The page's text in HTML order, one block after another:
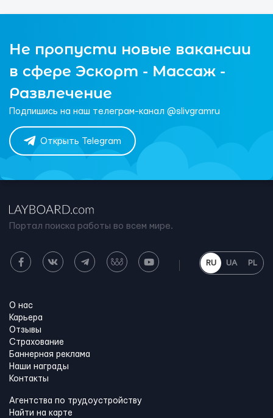
Не пропусти новые вакансии
в сфере Эскорт - Массаж -
Развлечение
Подпишись на наш телеграм-канал @slivgramru
Открыть Telegram
Портал поиска работы во всем мире.
RU UA PL
О нас
Карьера
Отзывы
Страхование
Баннерная реклама
Наши награды
Контакты
Агентства по трудоустройству
Найти на карте